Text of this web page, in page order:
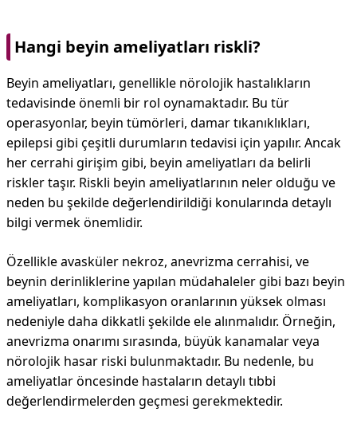
Hangi beyin ameliyatları riskli?
Beyin ameliyatları, genellikle nörolojik hastalıkların
tedavisinde önemli bir rol oynamaktadır. Bu tür
operasyonlar, beyin tümörleri, damar tıkanıklıkları,
epilepsi gibi çeşitli durumların tedavisi için yapılır. Ancak
her cerrahi girişim gibi, beyin ameliyatları da belirli
riskler taşır. Riskli beyin ameliyatlarının neler olduğu ve
neden bu şekilde değerlendirildiği konularında detaylı
bilgi vermek önemlidir.
Özellikle avasküler nekroz, anevrizma cerrahisi, ve
beynin derinliklerine yapılan müdahaleler gibi bazı beyin
ameliyatları, komplikasyon oranlarının yüksek olması
nedeniyle daha dikkatli şekilde ele alınmalıdır. Örneğin,
anevrizma onarımı sırasında, büyük kanamalar veya
nörolojik hasar riski bulunmaktadır. Bu nedenle, bu
ameliyatlar öncesinde hastaların detaylı tıbbi
değerlendirmelerden geçmesi gerekmektedir.